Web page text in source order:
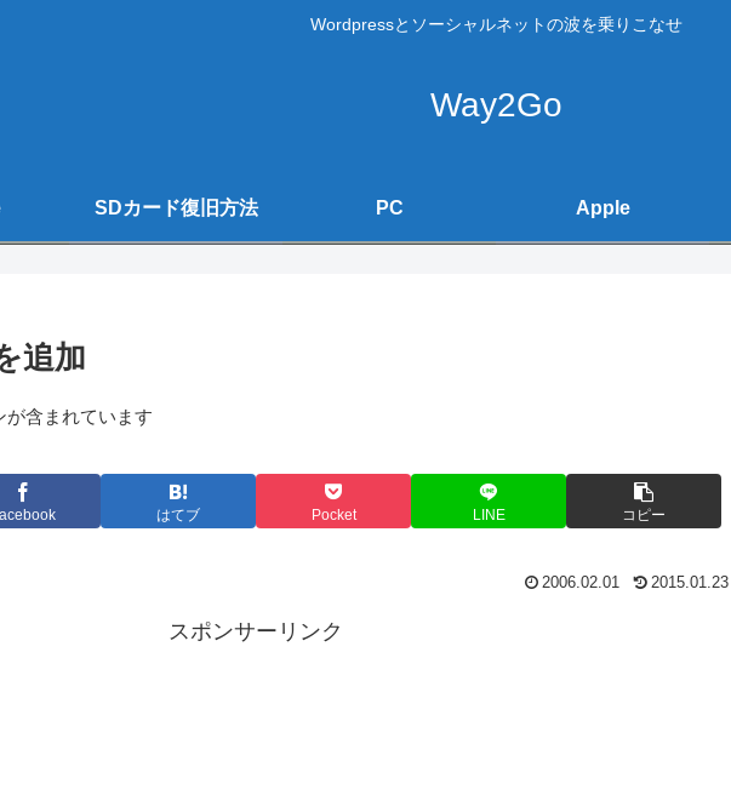
Wordpressとソーシャルネットの波を乗りこなせ
Way2Go
SDカード復旧方法 PC Apple
追加
含まれています
はてブ Pocket LINE コピー
2006.02.01 2015.01.23
スポンサーリンク